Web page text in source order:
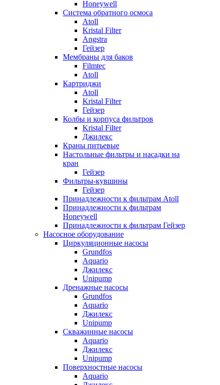
Honeywell
Система обратного осмоса
Atoll
Kristal Filter
Angstra
Гейзер
Мембраны для баков
Filmtec
Atoll
Картриджи
Atoll
Kristal Filter
Гейзер
Колбы и корпуса фильтров
Kristal Filter
Джилекс
Краны питьевые
Настольные фильтры и насадки на
кран
Гейзер
Фильтры-кувшины
Гейзер
Принадлежности к фильтрам Atoll
Принадлежности к фильтрам
Honeywell
Принадлежности к фильтрам Гейзер
Насосное оборудование
Циркуляционные насосы
Grundfos
Aquario
Джилекс
Unipump
Дренажные насосы
Grundfos
Aquario
Джилекс
Unipump
Скважинные насосы
Aquario
Джилекс
Unipump
Поверхностные насосы
Aquario